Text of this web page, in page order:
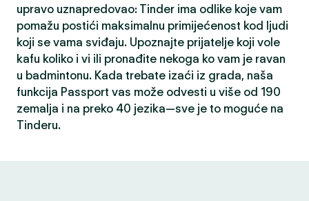
upravo uznapredovao: Tinder ima odlike koje vam
pomažu postići maksimalnu primijećenost kod ljudi
koji se vama sviđaju. Upoznajte prijatelje koji vole
kafu koliko i vi ili pronađite nekoga ko vam je ravan
u badmintonu. Kada trebate izaći iz grada, naša
funkcija Passport vas može odvesti u više od 190
zemalja i na preko 40 jezika—sve je to moguće na
Tinderu.